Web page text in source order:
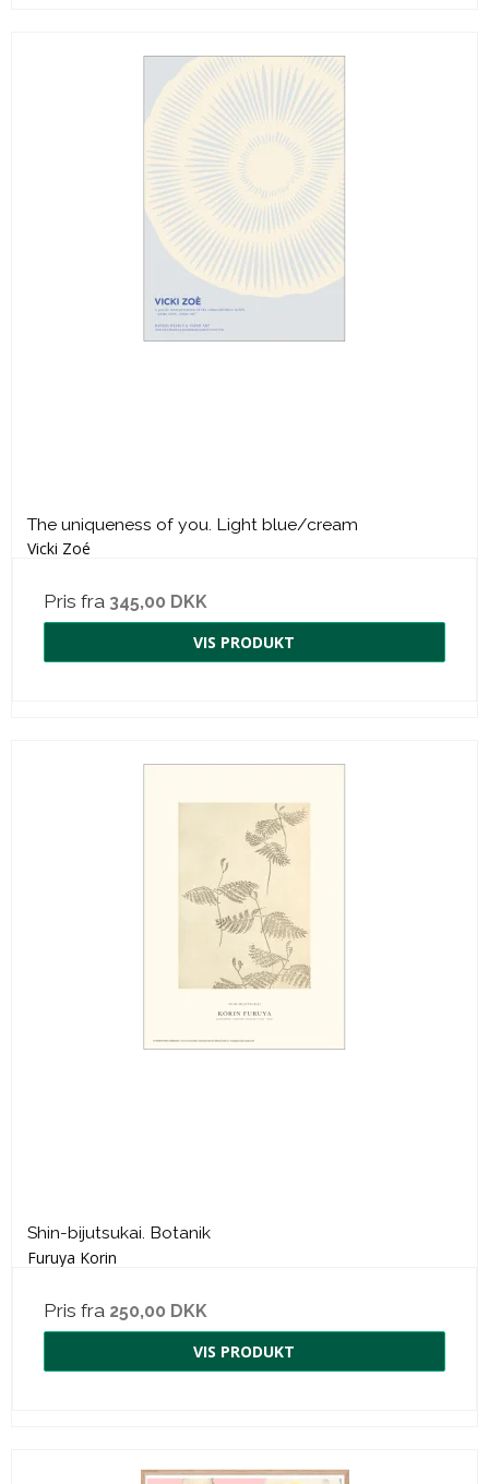
The uniqueness of you. Light blue/cream
Vicki Zoé
Pris fra 345,00 DKK
VIS PRODUKT
Shin-bijutsukai. Botanik
Furuya Korin
Pris fra 250,00 DKK
VIS PRODUKT